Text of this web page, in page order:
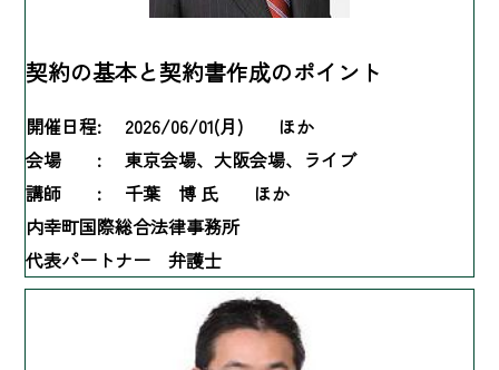
契約の基本と契約書作成のポイント
開催日程:
2026/06/01(月) ほか
会場 :
東京会場、大阪会場、ライブ
講師 :
千葉 博 氏 ほか
内幸町国際総合法律事務所
代表パートナー 弁護士